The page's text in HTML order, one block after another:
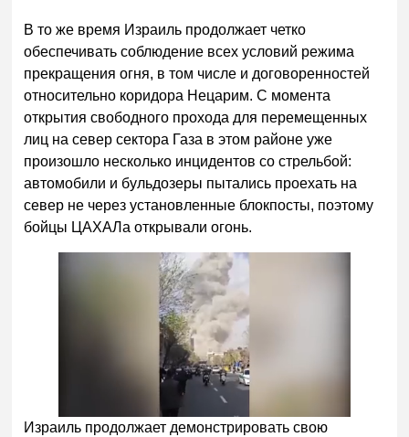
В то же время Израиль продолжает четко
обеспечивать соблюдение всех условий режима
прекращения огня, в том числе и договоренностей
относительно коридора Нецарим. С момента
открытия свободного прохода для перемещенных
лиц на север сектора Газа в этом районе уже
произошло несколько инцидентов со стрельбой:
автомобили и бульдозеры пытались проехать на
север не через установленные блокпосты, поэтому
бойцы ЦАХАЛа открывали огонь.
Израиль продолжает демонстрировать свою